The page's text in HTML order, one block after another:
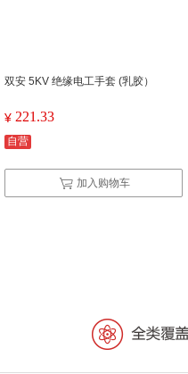
双安 5KV 绝缘电工手套 (乳胶）
¥ 221.33
自营
加入购物车